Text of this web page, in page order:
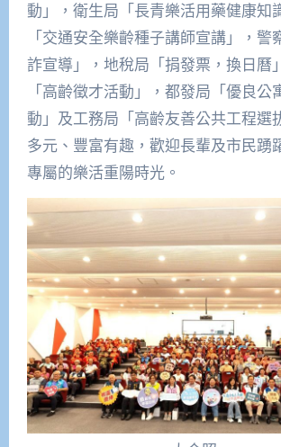
動」，衛生局「長青樂活用藥健康知
「交通安全樂齡種子講師宣講」，警
詐宣導」，地稅局「捐發票，換日曆
「高齡徵才活動」，都發局「優良公
動」及工務局「高齡友善公共工程選
多元、豐富有趣，歡迎長輩及市民踴
專屬的樂活重陽時光。